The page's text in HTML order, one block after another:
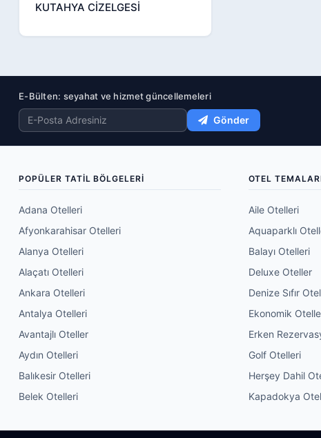
KUTAHYA CİZELGESİ
E-Bülten: seyahat ve hizmet güncellemeleri
Gönder
POPÜLER TATIL BÖLGELERI
Adana Otelleri
Afyonkarahisar Otelleri
Alanya Otelleri
Alaçatı Otelleri
Ankara Otelleri
Antalya Otelleri
Avantajlı Oteller
Aydın Otelleri
Balıkesir Otelleri
Belek Otelleri
OTEL
Aile Otelleri
Aquaparklı
Balayı Otelleri
Deluxe Oteller
Denize Sıfır
Ekonomik
Erken
Golf Otelleri
Herşey Dahil
Kapadokya